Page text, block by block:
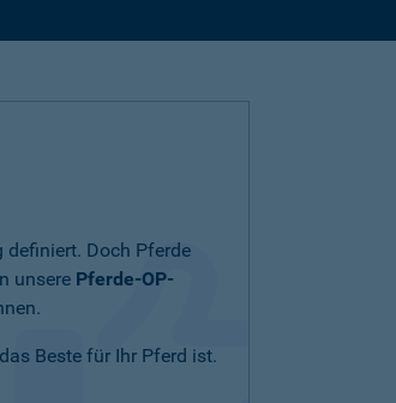
Doch Pferde
unsere Pferde-OP-
Beste für Ihr Pferd ist.